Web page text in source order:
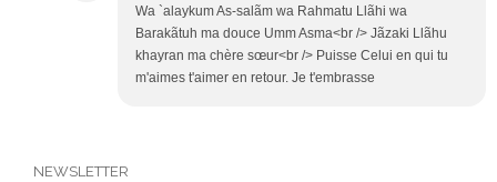
Wa `alaykum As-salãm wa Rahmatu Llãhi wa
Barakãtuh ma douce Umm Asma<br /> Jãzaki Llãhu
khayran ma chère sœur<br /> Puisse Celui en qui tu
m'aimes t'aimer en retour. Je t'embrasse
NEWSLETTER